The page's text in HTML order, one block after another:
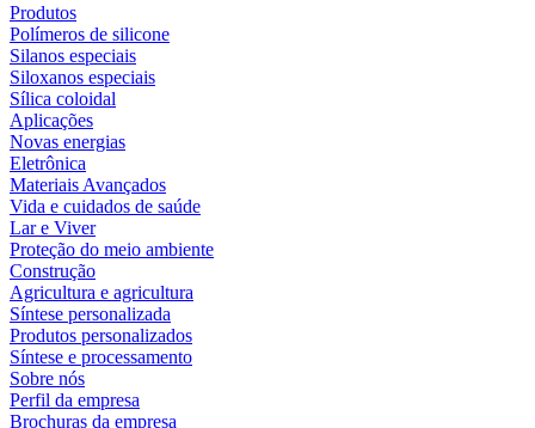
Produtos
Polímeros de silicone
Silanos especiais
Siloxanos especiais
Sílica coloidal
Aplicações
Novas energias
Eletrônica
Materiais Avançados
Vida e cuidados de saúde
Lar e Viver
Proteção do meio ambiente
Construção
Agricultura e agricultura
Síntese personalizada
Produtos personalizados
Síntese e processamento
Sobre nós
Perfil da empresa
Brochuras da empresa